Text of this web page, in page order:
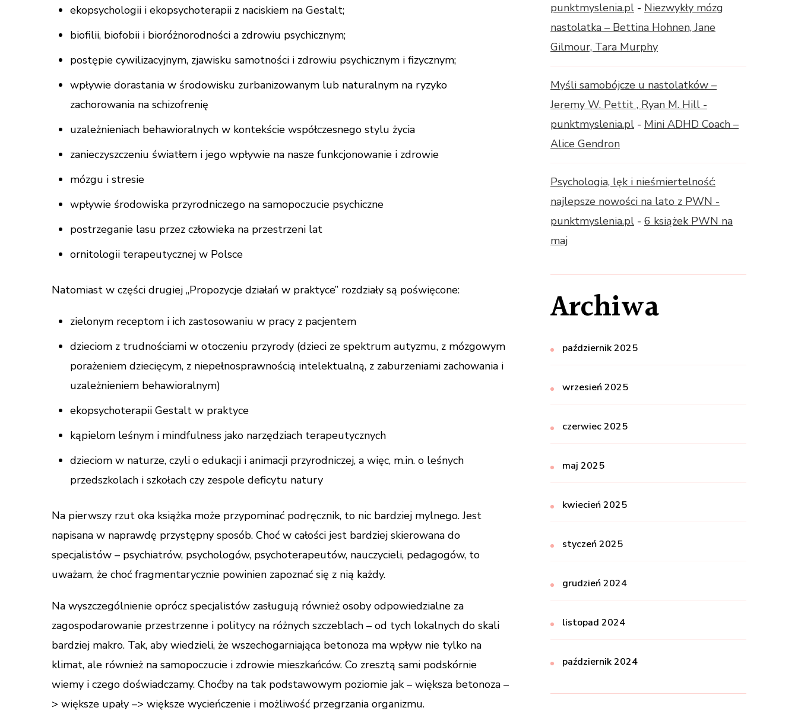
ekopsychologii i ekopsychoterapii z naciskiem na Gestalt;
biofilii, biofobii i bioróżnorodności a zdrowiu psychicznym;
postępie cywilizacyjnym, zjawisku samotności i zdrowiu psychicznym i fizycznym;
wpływie dorastania w środowisku zurbanizowanym lub naturalnym na ryzyko
zachorowania na schizofrenię
uzależnieniach behawioralnych w kontekście współczesnego stylu życia
zanieczyszczeniu światłem i jego wpływie na nasze funkcjonowanie i zdrowie
mózgu i stresie
wpływie środowiska przyrodniczego na samopoczucie psychiczne
postrzeganie lasu przez człowieka na przestrzeni lat
ornitologii terapeutycznej w Polsce
Natomiast w części drugiej „Propozycje działań w praktyce” rozdziały są poświęcone:
zielonym receptom i ich zastosowaniu w pracy z pacjentem
dzieciom z trudnościami w otoczeniu przyrody (dzieci ze spektrum autyzmu, z mózgowym
porażeniem dziecięcym, z niepełnosprawnością intelektualną, z zaburzeniami zachowania i
uzależnieniem behawioralnym)
ekopsychoterapii Gestalt w praktyce
kąpielom leśnym i mindfulness jako narzędziach terapeutycznych
dzieciom w naturze, czyli o edukacji i animacji przyrodniczej, a więc, m.in. o leśnych
przedszkolach i szkołach czy zespole deficytu natury
Na pierwszy rzut oka książka może przypominać podręcznik, to nic bardziej mylnego. Jest
napisana w naprawdę przystępny sposób. Choć w całości jest bardziej skierowana do
specjalistów – psychiatrów, psychologów, psychoterapeutów, nauczycieli, pedagogów, to
uważam, że choć fragmentarycznie powinien zapoznać się z nią każdy.
Na wyszczególnienie oprócz specjalistów zasługują również osoby odpowiedzialne za
zagospodarowanie przestrzenne i politycy na różnych szczeblach – od tych lokalnych do skali
bardziej makro. Tak, aby wiedzieli, że wszechogarniająca betonoza ma wpływ nie tylko na
klimat, ale również na samopoczucie i zdrowie mieszkańców. Co zresztą sami podskórnie
wiemy i czego doświadczamy. Choćby na tak podstawowym poziomie jak – większa betonoza –
> większe upały –> większe wycieńczenie i możliwość przegrzania organizmu.
punktmyslenia.pl - Niezwykły mózg
nastolatka – Bettina Hohnen, Jane
Gilmour, Tara Murphy
Myśli samobójcze u nastolatków –
Jeremy W. Pettit , Ryan M. Hill -
punktmyslenia.pl - Mini ADHD Coach –
Alice Gendron
Psychologia, lęk i nieśmiertelność:
najlepsze nowości na lato z PWN -
punktmyslenia.pl - 6 książek PWN na
maj
Archiwa
październik 2025
wrzesień 2025
czerwiec 2025
maj 2025
kwiecień 2025
styczeń 2025
grudzień 2024
listopad 2024
październik 2024